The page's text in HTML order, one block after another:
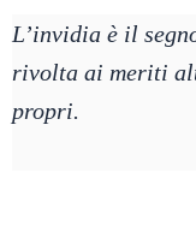
L’invidia è il
rivolta ai meriti
propri.